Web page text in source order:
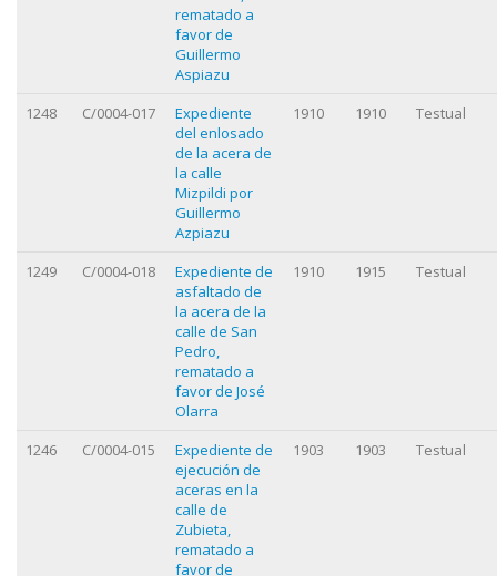
rematado a
favor de
Guillermo
Aspiazu
1248 C/0004-017
Expediente
del enlosado
de la acera de
la calle
Mizpildi por
Guillermo
Azpiazu
1910 1910 Testual
1249 C/0004-018
Expediente de
asfaltado de
la acera de la
calle de San
Pedro,
rematado a
favor de José
Olarra
1910 1915 Testual
1246 C/0004-015
Expediente de
ejecución de
aceras en la
calle de
Zubieta,
rematado a
favor de
1903 1903 Testual